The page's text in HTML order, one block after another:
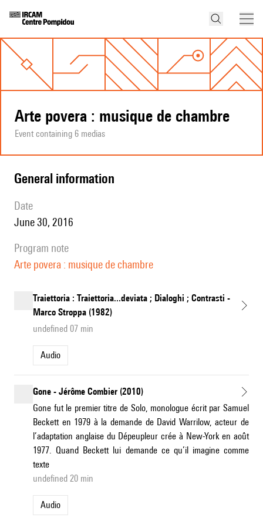
Arte povera : musique de chambre
Event containing 6 medias
general information
date
June 30, 2016
program note
Arte povera : musique de chambre
Traiettoria : Traiettoria...deviata ; Dialoghi ; Contrasti -
Marco Stroppa (1982)
undefined 07 min
Audio
Gone - Jérôme Combier (2010)
Gone fut le premier titre de Solo, monologue écrit par Samuel
Beckett en 1979 à la demande de David Warrilow, acteur de
l’adaptation anglaise du Dépeupleur crée à New-York en août
1977. Quand Beckett lui demande ce qu’il imagine comme
texte
undefined 20 min
Audio